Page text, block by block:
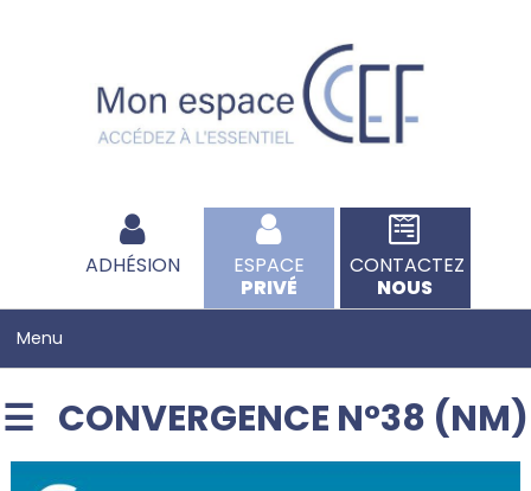
ADHÉSION
ESPACE
PRIVÉ
CONTACTEZ
NOUS
CONVERGENCE N°38 (NM)